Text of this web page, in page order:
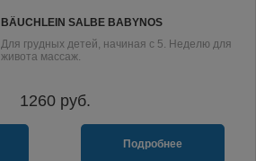
BÄUCHLEIN SALBE BABYNOS
Для грудных детей, начиная с 5. Неделю для
живота массаж.
1260руб.
Подробнее